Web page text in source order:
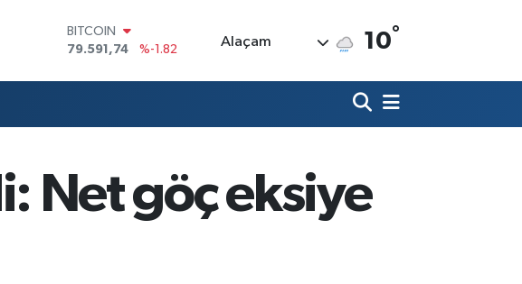
DOLAR
45,43620
%0.02
BİST100
14.598,00
%0
BITCOIN
Alaçam 10°
Net göç eksiye